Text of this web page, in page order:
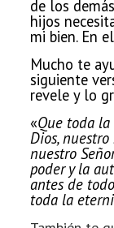
de los
hijos
mi bien. En
Mucho te
siguiente
revele y lo
«Que toda
Dios,
nuestro
poder y la
antes de
toda la